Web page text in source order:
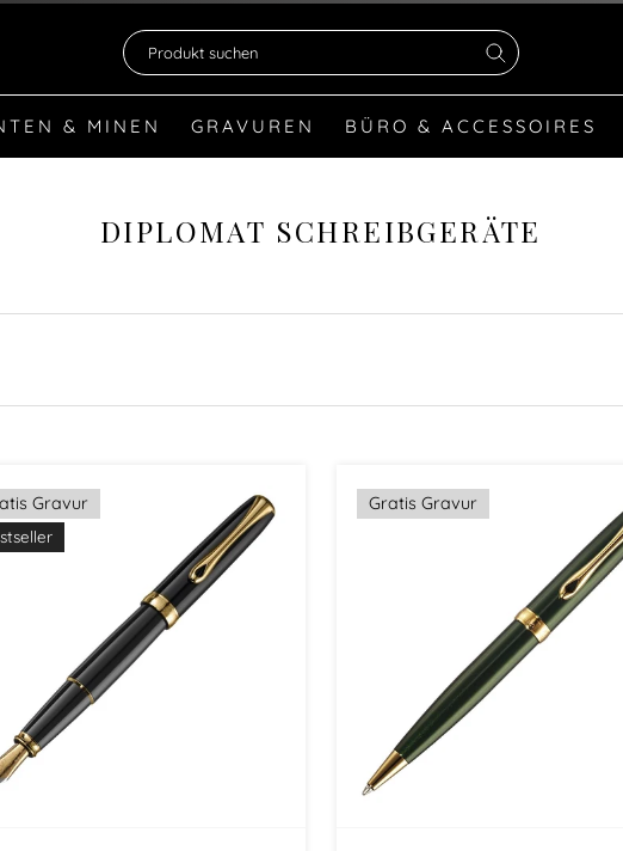
& MINEN GRAVUREN BÜRO & ACCESSOIRES
Produkt suchen
DIPLOMAT SCHREIBGERÄTE
Gravur Gratis Gravur